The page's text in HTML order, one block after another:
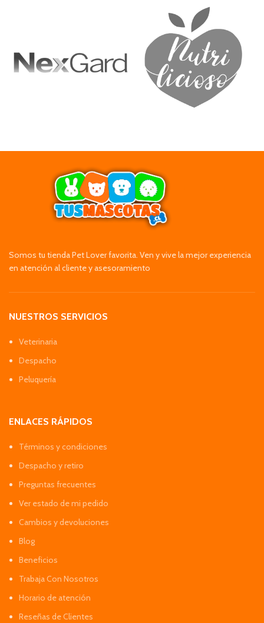
Somos tu tienda Pet Lover favorita. Ven y vive la mejor experiencia
en atención al cliente y asesoramiento
NUESTROS SERVICIOS
Veterinaria
Despacho
Peluquería
ENLACES RÁPIDOS
Términos y condiciones
Despacho y retiro
Preguntas frecuentes
Ver estado de mi pedido
Cambios y devoluciones
Blog
Beneficios
Trabaja Con Nosotros
Horario de atención
Reseñas de Clientes